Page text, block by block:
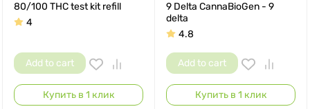
80/100 THC test kit refill
4
Add to cart
Купить в 1 клик
9 Delta CannaBioGen - 9
delta
4.8
Add to cart
Купить в 1 клик